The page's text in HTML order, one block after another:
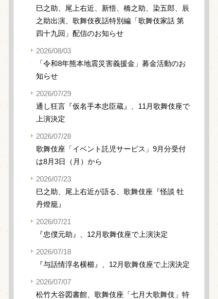
巳之助、尾上右近、新悟、橋之助、染五郎、辰
之助出演、歌舞伎夜話特別編「歌舞伎家話 第
四十九回」配信のお知らせ
2026/08/03
「令和8年熊本地震災害義援金」募金活動のお
知らせ
2026/07/29
通し狂言『仮名手本忠臣蔵』、11月歌舞伎座で
上演決定
2026/07/28
歌舞伎座「イベント託児サービス」9月分受付
は8月3日（月）から
2026/07/23
巳之助、尾上右近が語る、歌舞伎座『怪談 牡
丹燈籠』
2026/07/21
『忠僕元助』、12月歌舞伎座で上演決定
2026/07/18
『与話情浮名横櫛』、12月歌舞伎座で上演決定
2026/07/07
松竹大谷図書館、歌舞伎座「七月大歌舞伎」特